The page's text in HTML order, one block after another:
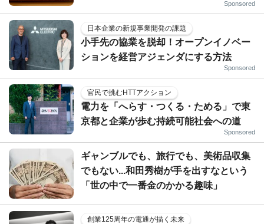
Sponsored
日本企業の新規事業開発の課題
小手先の協業を脱却！オープンイノベー
ションを経営アジェンダにする方法
Sponsored
官民で挑むHTTアクション
電力を「へらす・つくる・ためる」で東
京都と企業が歩む持続可能社会への道
Sponsored
ギャンブルでも、旅行でも、美術品収集
でもない...和田秀樹が手を出すなという
「世の中で一番金のかかる趣味」
創業125周年の電通が描く未来